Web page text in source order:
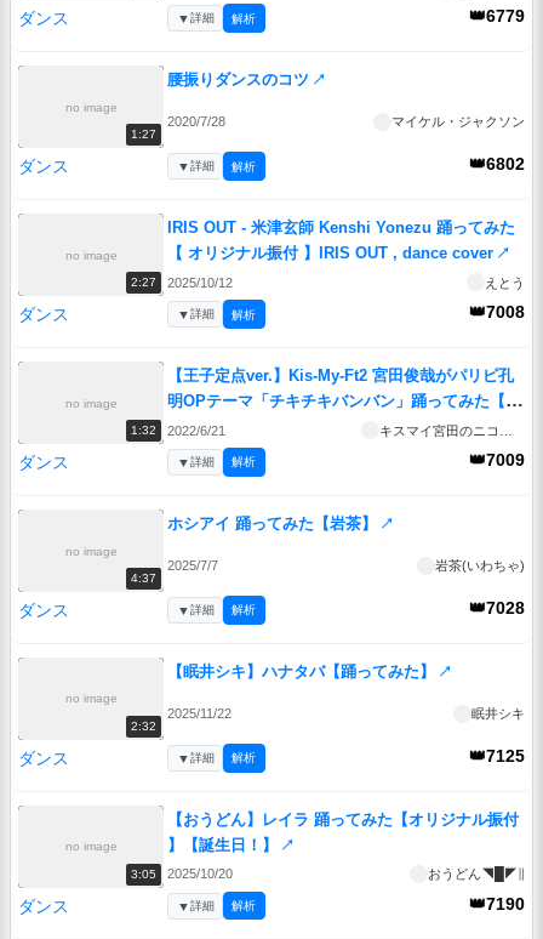
ダンス 👑6779
▼詳細 解析
no image
1:27
腰振りダンスのコツ ↗
2020/7/28 マイケル・ジャクソン
ダンス 👑6802
▼詳細 解析
no image
2:27
IRIS OUT - 米津玄師 Kenshi Yonezu 踊ってみた
【 オリジナル振付 】IRIS OUT , dance cover ↗
2025/10/12 えとう
ダンス 👑7008
▼詳細 解析
no image
1:32
【王子定点ver.】Kis-My-Ft2 宮田俊哉がパリピ孔
明OPテーマ「チキチキバンバン」踊ってみた【キ
スマイ宮田のニコ生やったってit’s Alright!】 ↗
2022/6/21
ダンス 👑7009
▼詳細 解析
no image
4:37
ホシアイ 踊ってみた【岩茶】 ↗
2025/7/7 岩茶(いわちゃ)
ダンス 👑7028
▼詳細 解析
no image
2:32
【眠井シキ】ハナタバ【踊ってみた】 ↗
2025/11/22 眠井シキ
ダンス 👑7125
▼詳細 解析
no image
3:05
【おうどん】レイラ 踊ってみた【オリジナル振付
】【誕生日！】
↗
2025/10/20 おうどん◥█◤∥
ダンス 👑7190
▼詳細 解析